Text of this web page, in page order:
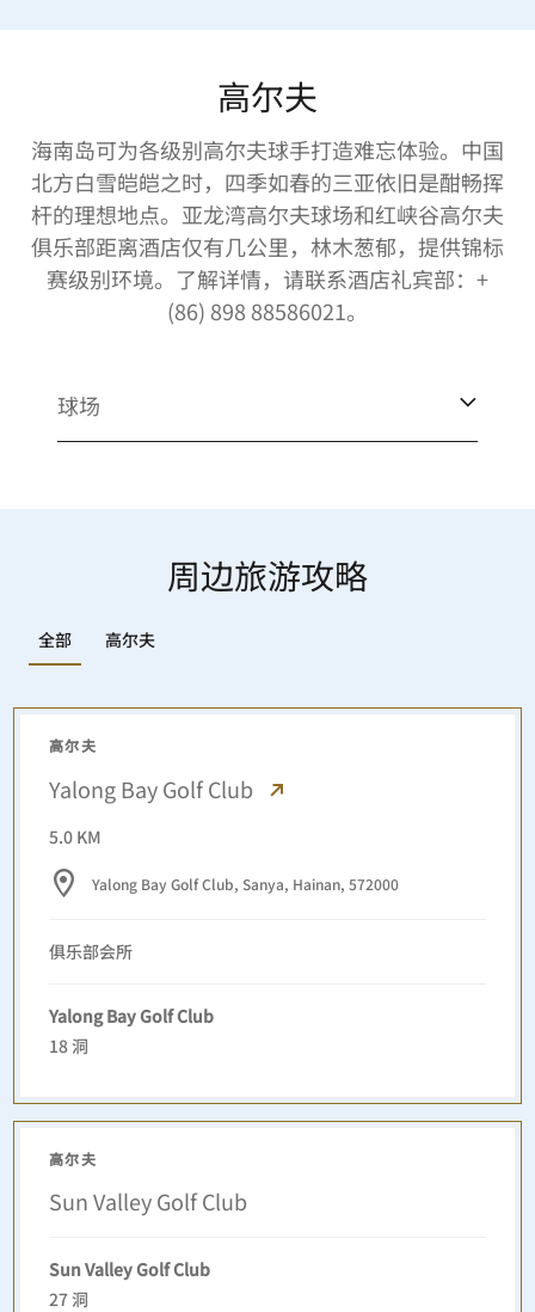
高尔夫
海南岛可为各级别高尔夫球手打造难忘体验。中国
北方白雪皑皑之时，四季如春的三亚依旧是酣畅挥
杆的理想地点。亚龙湾高尔夫球场和红峡谷高尔夫
俱乐部距离酒店仅有几公里，林木葱郁，提供锦标
赛级别环境。了解详情，请联系酒店礼宾部：+
(86) 898 88586021。
球场
周边旅游攻略
全部 高尔夫
高尔夫
Yalong Bay Golf Club
5.0 KM
Yalong Bay Golf Club, Sanya, Hainan, 572000
俱乐部会所
Yalong Bay Golf Club
18 洞
高尔夫
Sun Valley Golf Club
Sun Valley Golf Club
27 洞